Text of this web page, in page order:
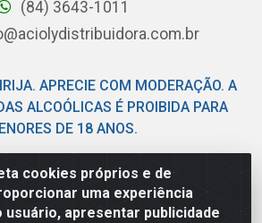
cookies próprios e de
uma experiência
usuário, apresentar publicidade
(84) 3643-1011
APRECIE COM MODERAÇÃO. A
ALCOÓLICAS É PROIBIDA PARA
DE 18 ANOS.
- Av Piloto Pereira Tim - Parque de
RN - CEP 59146-480 - CNPJ